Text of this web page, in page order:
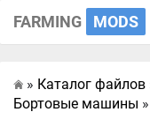
FARMING MODS
» Каталог файлов
Бортовые машины